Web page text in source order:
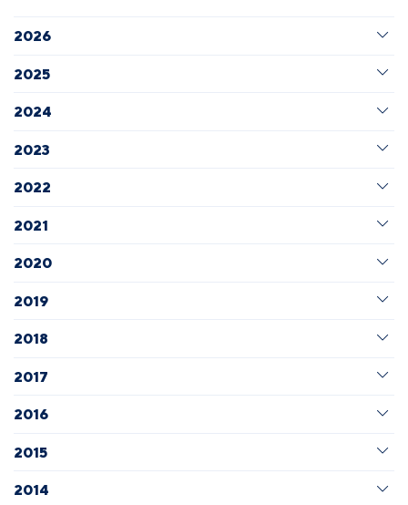
2026
2025
2024
2023
2022
2021
2020
2019
2018
2017
2016
2015
2014